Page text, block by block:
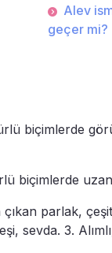
Alev
geçer mi?
biçimlerde
biçimlerde
çıkan parlak,
sevda. 3.